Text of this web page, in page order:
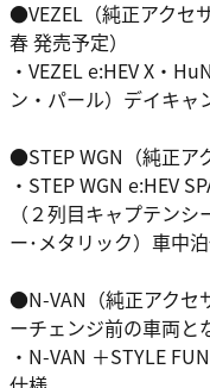
●VEZEL（純正アクセ
春 発売予定）
・VEZEL e:HEV X・
ン・パール）デイキャ
●STEP WGN（純正ア
・STEP WGN e:HEV
（２列目キャプテン
ー･メタリック）車中
●N-VAN（純正アクセ
ーチェンジ前の車両と
・N-VAN ＋STYLE